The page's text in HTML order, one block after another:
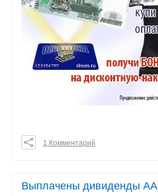
0
1 Комментарий
Выплачены дивиденды